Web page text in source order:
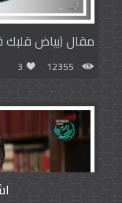
مقال (بياض قلبك
12355
3